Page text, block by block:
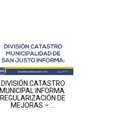
DIVISIÓN CATASTRO
MUNICIPAL INFORMA:
REGULARIZACIÓN DE
MEJORAS – ...